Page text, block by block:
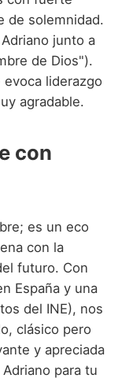
de solemnidad.
junto a
de Dios").
evoca liderazgo
agradable.
con
es un eco
con la
futuro. Con
España y una
del INE), nos
clásico pero
y apreciada
para tu